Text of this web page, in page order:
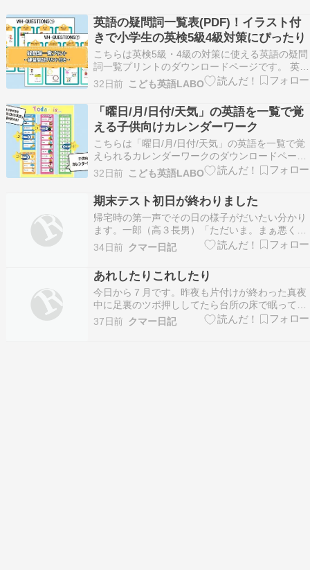
is the ( ) month of the year.1 first 2 sixth 3…
英語の疑問詞一覧表(PDF)！イラスト付
きで小学生の英検5級4級対策にぴったり
こちらは英検5級・4級の対策に使える英語の疑問
詞一覧プリントのダウンロードページです。 英語
の疑問文に欠かせない疑問詞。 会話にはもちろ
ん、英検5級・4級の対策にも必須の文法項目で
す。 筆記でもリスニングでもジャンジャン疑問詞
が登場！ こちらの疑問詞プリントは、英検5級
（一部4…
32日前 こども英語LABO
「曜日/月/日付/天気」の英語を一覧で覚
える子供向けカレンダーワーク
こちらは「曜日/月/日付/天気」の英語を一覧で覚
えられるカレンダーワークのダウンロードページ
です。 「曜日/月/日付」の英語は、中学英語や英
検5級ではつまづくポイントの1つでもあります。
そんな「曜日/月/日付」の英語を小学生の子供で
も「手軽に」「楽しく」学べるようにカレンダ
ー…
32日前 こども英語LABO
期末テスト初日が終わりました
帰宅時の第一声でその日の様子がだいたい分かり
ます。一郎（高３長男）「ただいま。まぁ悪くな
いかな」わたし「はいお疲れさん」一郎は化学・
情報・英語の３教科でした。二郎（中２次男）
「ただいま。まー平均点は取れただろ」わたし
「はいお疲れさん」二郎は物理・現代文・歴史の
３教科でした。今回は…
34日前 クマー日記
あれしたりこれしたり
今日から７月です。昨夜も片付けが終わった真夜
中に足裏のツボ押ししてたら台所の床で眠ってし
まい朝５時に起こされました。もうね、足裏はプ
ロ級じゃないですかね。あっという間に眠れま
37日前 クマー日記